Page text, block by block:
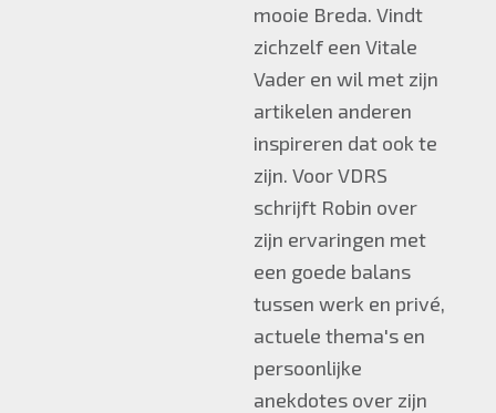
mooie Breda. Vindt
zichzelf een Vitale
Vader en wil met zijn
artikelen anderen
inspireren dat ook te
zijn. Voor VDRS
schrijft Robin over
zijn ervaringen met
een goede balans
tussen werk en privé,
actuele thema's en
persoonlijke
anekdotes over zijn